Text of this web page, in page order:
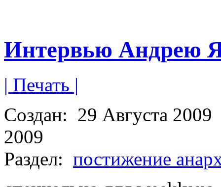
Интервью Андрею
| Печать |
Создан: 29 Августа 2009
2009
Раздел: постижение